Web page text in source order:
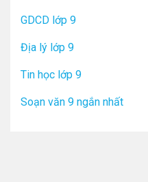
GDCD lớp 9
Địa lý lớp 9
Tin học lớp 9
Soạn văn 9 ngắn nhất